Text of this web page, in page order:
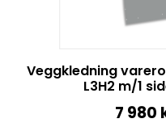
Veggkledning
L3H2 m/1
7 980